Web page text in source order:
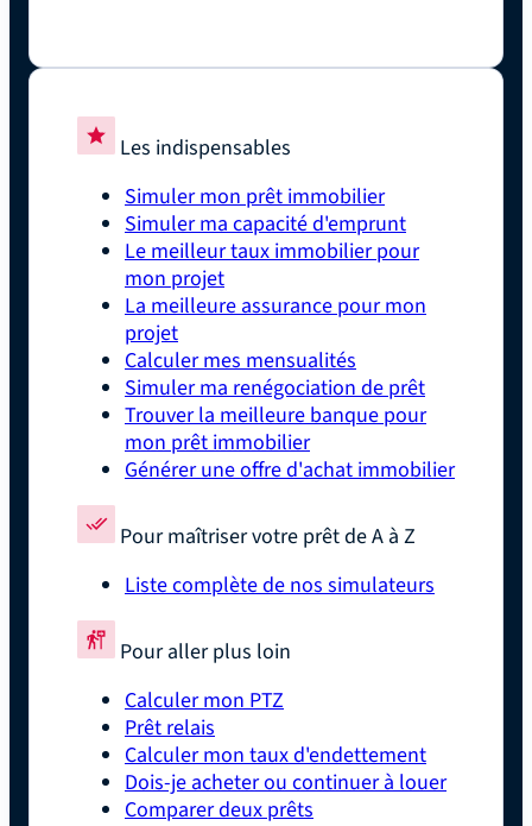
Les indispensables
Simuler mon prêt immobilier
Simuler ma capacité d'emprunt
Le meilleur taux immobilier pour
mon projet
La meilleure assurance pour mon
projet
Calculer mes mensualités
Simuler ma renégociation de prêt
Trouver la meilleure banque pour
mon prêt immobilier
Générer une offre d'achat immobilier
Pour maîtriser votre prêt de A à Z
Liste complète de nos simulateurs
Pour aller plus loin
Calculer mon PTZ
Prêt relais
Calculer mon taux d'endettement
Dois-je acheter ou continuer à louer
Comparer deux prêts